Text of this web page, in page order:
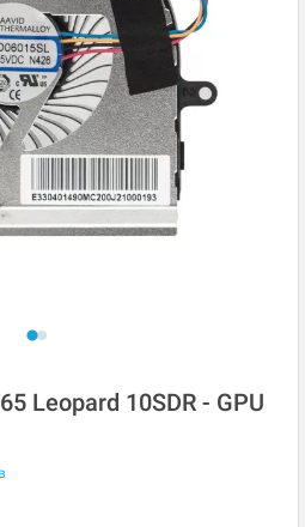
Leopard 10SDR - GPU